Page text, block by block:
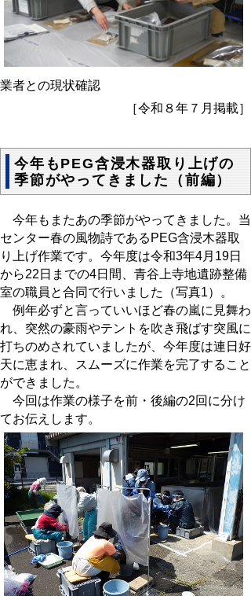
業者との現状確認
［令和８年７月掲載］
今年もPEG含浸木器取り上げの
季節がやってきました（前編）
今年もまたあの季節がやってきました。当
センター春の風物詩であるPEG含浸木器取
り上げ作業です。今年度は令和3年4月19日
から22日までの4日間、青谷上寺地遺跡整備
室の職員と合同で行いました（写真1）。
例年必ずと言っていいほど春の嵐に見舞わ
れ、突然の豪雨やテントを吹き飛ばす突風に
打ちのめされていましたが、今年度は連日好
天に恵まれ、スムーズに作業を完了すること
ができました。
今回は作業の様子を前・後編の2回に分け
てお伝えします。